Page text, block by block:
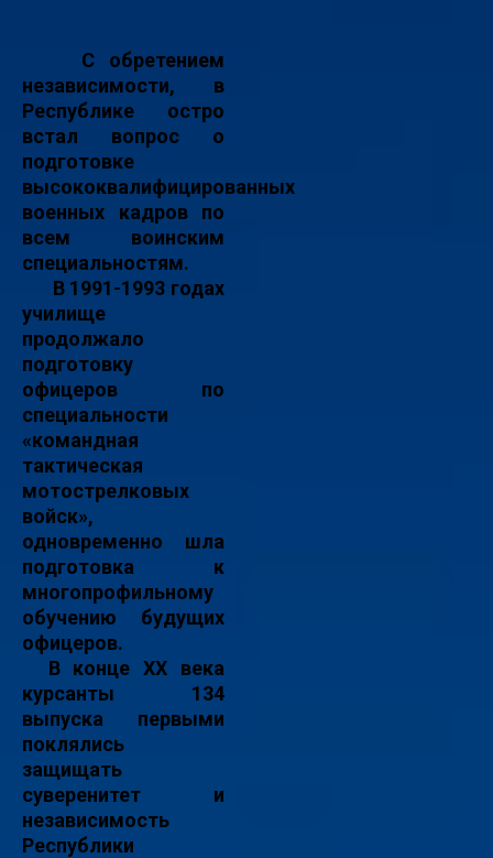
С обретением
независимости, в
Республике остро
встал вопрос о
подготовке
высококвалифицированных
военных кадров по
всем воинским
специальностям.
В 1991-1993 годах
училище
продолжало
подготовку
офицеров по
специальности
«командная
тактическая
мотострелковых
войск»,
одновременно шла
подготовка к
многопрофильному
обучению будущих
офицеров.
В конце XX века
курсанты 134
выпуска первыми
поклялись
защищать
суверенитет и
независимость
Республики